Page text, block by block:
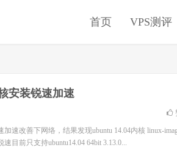
首页 VPS测评
安装锐速加速
速改善下网络，结果发现ubuntu 14.04内核 linux-
目前只支持ubuntu14.04 64bit 3.13.0...